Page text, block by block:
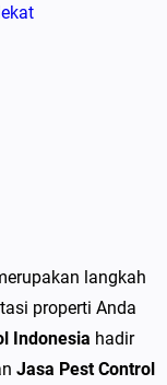
langkah
properti Anda
Indonesia hadir
Jasa Pest Control